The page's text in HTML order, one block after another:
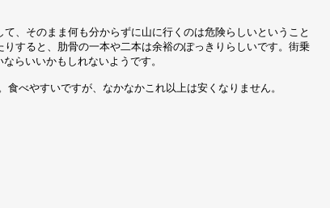
、そのまま何も分からずに山に行くのは危険らしいということ
すると、肋骨の一本や二本は余裕のぽっきりらしいです。街乗
らいいかもしれないようです。
べやすいですが、なかなかこれ以上は安くなりません。